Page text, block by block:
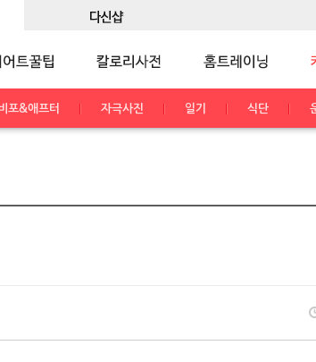
포&애프터 자극사진 일기 식단